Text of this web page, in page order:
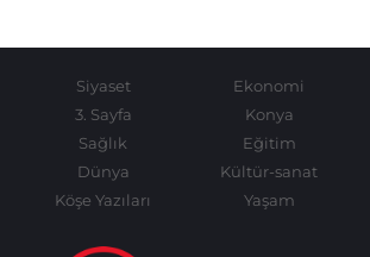
Siyaset
Ekonomi
3. Sayfa
Konya
Sağlık
Eğitim
Dünya
Kültür-sanat
Köşe Yazıları Yaşam